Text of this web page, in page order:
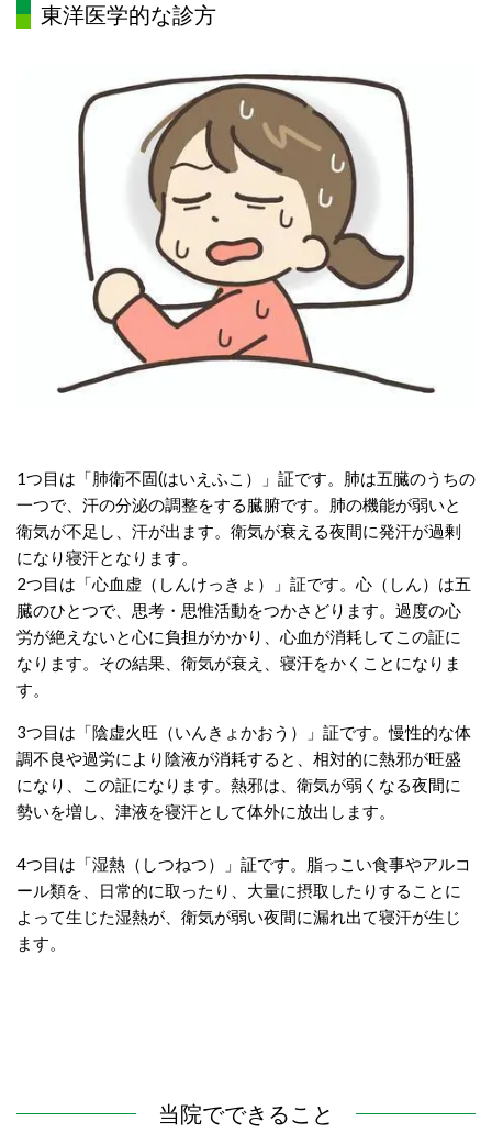
東洋医学的な診方
1つ目は 「肺衛不固(はいえふこ）」 証です。肺は五臓のうちの
一つで、汗の分泌の調整をする臓腑です。肺の機能が弱いと
衛気が不足し、汗が出ます。衛気が衰える夜間に発汗が過剰
になり寝汗となります。
2つ目は「心血虚（しんけっきょ）」証です。心（しん）は五
臓のひとつで、思考・思惟活動をつかさどります。過度の心
労が絶えないと心に負担がかかり、心血が消耗してこの証に
なります。その結果、衛気が衰え、寝汗をかくことになりま
す。
3つ目は「陰虚火旺（いんきょかおう）」証です。慢性的な体
調不良や過労により陰液が消耗すると、相対的に熱邪が旺盛
になり、この証になります。熱邪は、衛気が弱くなる夜間に
勢いを増し、津液を寝汗として体外に放出します。
4つ目は「湿熱（しつねつ）」証です。脂っこい食事やアルコ
ール類を、日常的に取ったり、大量に摂取したりすることに
よって生じた湿熱が、衛気が弱い夜間に漏れ出て寝汗が生じ
ます。
当院でできること